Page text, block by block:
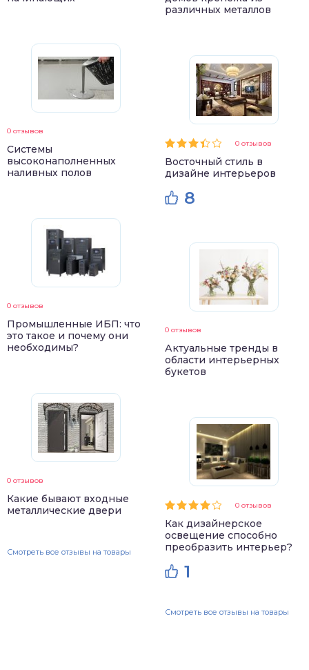
0 отзывов
Системы
высоконаполненных
наливных полов
0 отзывов
Промышленные ИБП: что
это такое и почему они
необходимы?
0 отзывов
Какие бывают входные
металлические двери
Смотреть все отзывы на товары
различных металлов
0 отзывов
Восточный стиль в
дизайне интерьеров
8
0 отзывов
Актуальные тренды в
области интерьерных
букетов
0 отзывов
Как дизайнерское
освещение способно
преобразить интерьер?
1
Смотреть все отзывы на товары